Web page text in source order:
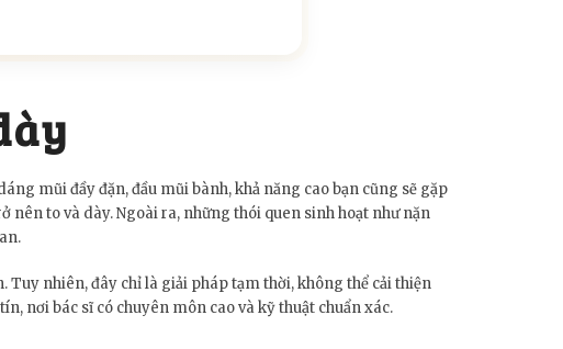
mũi đầy đặn, đầu mũi bành, khả năng cao bạn cũng sẽ gặp
to và dày. Ngoài ra, những thói quen sinh hoạt như nặn
nhiên, đây chỉ là giải pháp tạm thời, không thể cải thiện
nơi bác sĩ có chuyên môn cao và kỹ thuật chuẩn xác.